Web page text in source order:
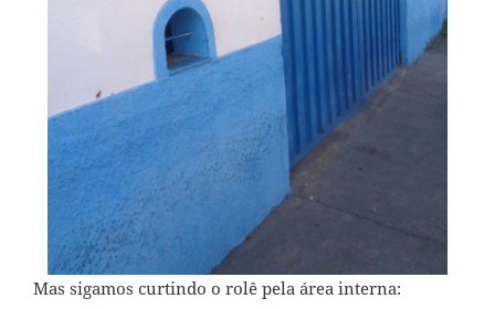
Mas sigamos curtindo o rolê pela área interna: